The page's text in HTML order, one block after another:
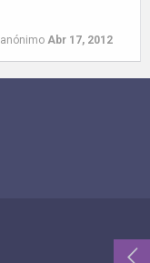
anónimo Abr 17, 2012